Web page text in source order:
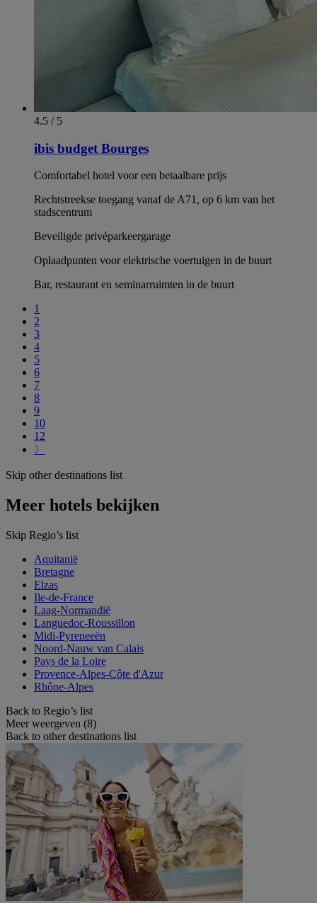
4.5 / 5
ibis budget Bourges
Comfortabel hotel voor een betaalbare prijs
Rechtstreekse toegang vanaf de A71, op 6 km van het
stadscentrum
Beveiligde privéparkeergarage
Oplaadpunten voor elektrische voertuigen in de buurt
Bar, restaurant en seminarruimten in de buurt
1
2
3
4
5
6
7
8
9
10
12
〉
Skip other destinations list
Meer hotels bekijken
Skip Regio’s list
Aquitanië
Bretagne
Elzas
Ile-de-France
Laag-Normandië
Languedoc-Roussillon
Midi-Pyreneeën
Noord-Nauw van Calais
Pays de la Loire
Provence-Alpes-Côte d'Azur
Rhône-Alpes
Back to Regio’s list
Meer weergeven (8)
Back to other destinations list